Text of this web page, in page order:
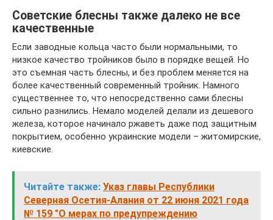
Советские блесны также далеко не все
качественные
Если заводные кольца часто были нормальными, то
низкое качество тройников было в порядке вещей. Но
это съемная часть блесны, и без проблем меняется на
более качественный современный тройник. Намного
существеннее то, что непосредственно сами блесны
сильно разнились. Немало моделей делали из дешевого
железа, которое начинало ржаветь даже под защитным
покрытием, особенно украинские модели – житомирские,
киевские.
Читайте также: Указ главы Республики
Северная Осетия-Алания от 22 июня 2021 года
№ 159 "О мерах по предупреждению